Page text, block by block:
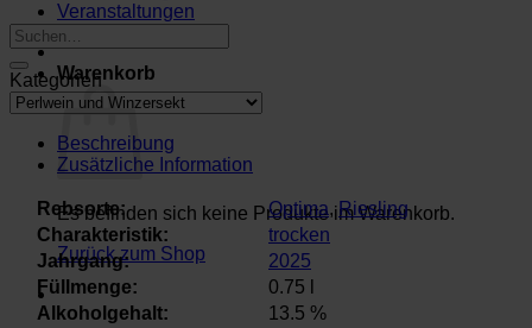
Veranstaltungen
Warenkorb
Es befinden sich keine Produkte im Warenkorb.
Zurück zum Shop
Suchen
nach:
Kategorien
Beschreibung
Zusätzliche Information
Rebsorte: Optima, Riesling
Charakteristik:
trocken
Jahrgang:
2025
Füllmenge:
0.75 l
Alkoholgehalt:
13.5 %